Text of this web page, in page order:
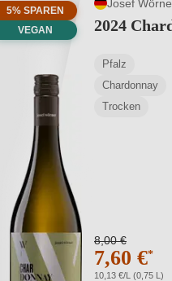
5% SPAREN
VEGAN
Josef
2024
Pfalz
Chardonnay
Trocken
8,00 €
7,60 €*
10,13 €/L (0,75 L)